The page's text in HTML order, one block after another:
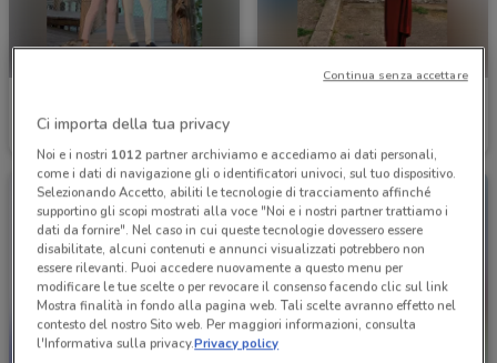
Scade il 22/09 262 m
Ci importa della tua privacy
Noi e i nostri 1012partner archiviamo e accediamo ai dati personali,
come i dati di navigazione gli o identificatori univoci, sul tuo dispositivo.
Selezionando Accetto, abiliti le tecnologie di tracciamento affinché
supportino gli scopi mostrati alla voce "Noi e i nostri partner trattiamo i
dati da fornire". Nel caso in cui queste tecnologie dovessero essere
disabilitate, alcuni contenuti e annunci visualizzati potrebbero non
essere rilevanti. Puoi accedere nuovamente a questo menu per
modificare le tue scelte o per revocare il consenso facendo clic sul link
Mostra finalità in fondo alla pagina web. Tali scelte avranno effetto nel
contesto del nostro Sito web. Per maggiori informazioni, consulta
l'Informativa sulla privacy.Privacy policy
Continua senza accettare